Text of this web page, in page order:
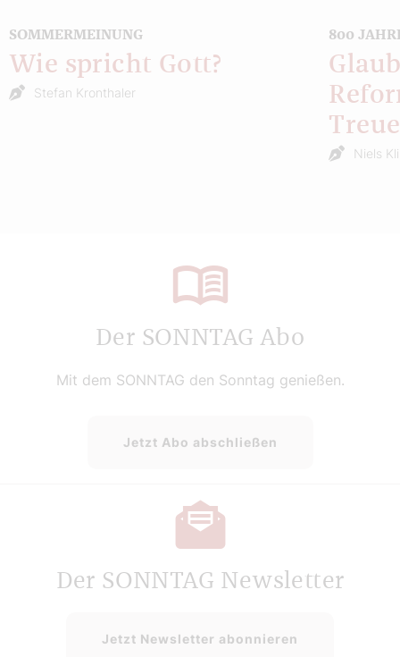
SOMMERMEINUNG
Wie spricht Gott?
Stefan Kronthaler
800
Treue
Niels
Der SONNTAG Abo
Mit dem SONNTAG den Sonntag genießen.
Jetzt Abo abschließen
Der SONNTAG Newsletter
Jetzt Newsletter abonnieren